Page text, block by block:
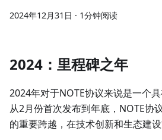
2024年12月31日 · 1分钟阅读
2024：里程碑之年
2024年对于NOTE协议来说是一个具
从2月份首次发布到年底，NOTE协
的重要跨越，在技术创新和生态建设